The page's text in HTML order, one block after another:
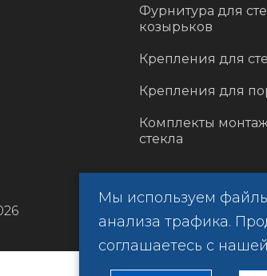
Фурнитура для
козырьков
Крепления для
Крепления для
Комплекты
стекла
Мы используем
анализа трафика.
соглашаетесь с нашей